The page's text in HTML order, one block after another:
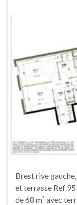
Brest rive
et terrasse Ref
de 68 m² avec